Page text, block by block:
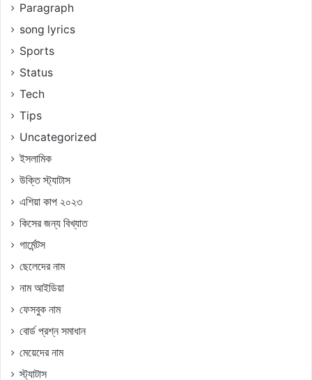
Paragraph
song lyrics
Sports
Status
Tech
Tips
Uncategorized
ইসলামিক
উক্তি স্ট্যাটাস
এশিয়া কাপ ২০২৩
কিসের জন্য বিখ্যাত
গার্মেন্টস
ছেলেদের নাম
নাম আইডিয়া
ফেসবুক নাম
বোর্ড প্রশ্ন সমাধান
মেয়েদের নাম
স্ট্যাটাস